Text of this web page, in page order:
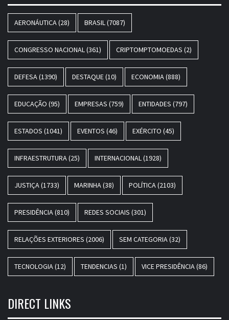
AERONÁUTICA(28) BRASIL(7087)
CONGRESSO NACIONAL(361) CRIPTOMPTOMOEDAS (2)
DEFESA(1390) DESTAQUE(10) ECONOMIA(888)
EDUCAÇÃO (95) EMPRESAS (759) ENTIDADES (797)
ESTADOS (1041) EVENTOS (46) EXÉRCITO (45)
INFRAESTRUTURA(25) INTERNACIONAL(1928)
JUSTIÇA(1733) MARINHA(38) POLÍTICA(2103)
PRESIDÊNCIA(810) REDES SOCIAIS (301)
RELAÇÕES EXTERIORES (2006) SEM CATEGORIA(32)
TECNOLOGIA(12) TENDENCIAS (1) VICE PRESIDÊNCIA(86)
DIRECT LINKS